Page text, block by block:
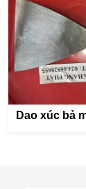
Dao xúc bả